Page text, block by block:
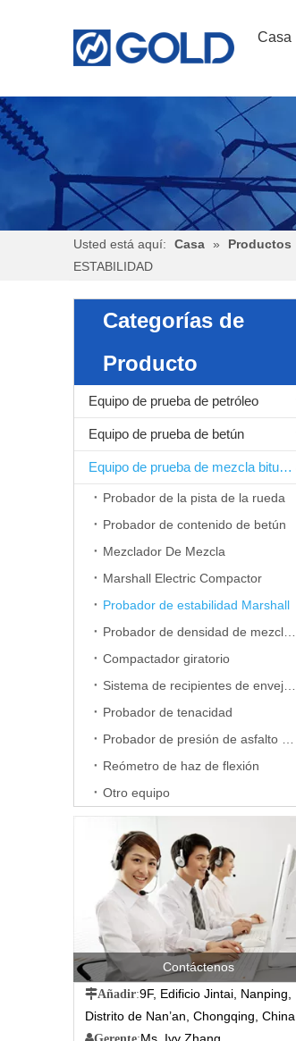
Casa
Usted está aquí: Casa » Productos
ESTABILIDAD
Categorías de
Producto
Equipo de prueba de petróleo
Equipo de prueba de betún
Equipo de prueba de mezcla bituminosa
Probador de la pista de la rueda
Probador de contenido de betún
Mezclador De Mezcla
Marshall Electric Compactor
Probador de estabilidad Marshall
Compactador giratorio
Probador de tenacidad
Reómetro de haz de flexión
Otro equipo
Contáctenos
Añadir:9F, Edificio Jintai, Nanping,
Distrito de Nan’an, Chongqing, China